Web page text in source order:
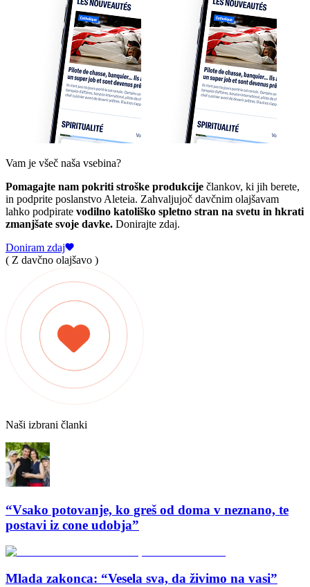
Vam je všeč naša vsebina?
Pomagajte nam pokriti stroške produkcije člankov, ki jih berete,
in podprite poslanstvo Aleteia. Zahvaljujoč davčnim olajšavam
lahko podpirate vodilno katoliško spletno stran na svetu in hkrati
zmanjšate svoje davke. Donirajte zdaj.
Doniram zdaj
( Z davčno olajšavo )
Naši izbrani članki
“Vsako potovanje, ko greš od doma v neznano, te
postavi iz cone udobja”
Mlada zakonca: “Vesela sva, da živimo na vasi”